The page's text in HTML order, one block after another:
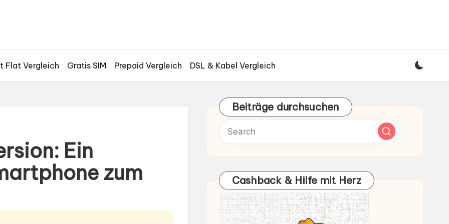
Flat Vergleich Gratis SIM Prepaid Vergleich DSL & Kabel Vergleich
Ein
zum
Beiträge durchsuchen
Cashback & Hilfe mit Herz